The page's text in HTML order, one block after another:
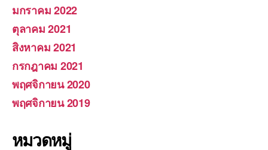
มกราคม 2022
ตุลาคม 2021
สิงหาคม 2021
กรกฎาคม 2021
พฤศจิกายน 2020
พฤศจิกายน 2019
หมวดหมู่